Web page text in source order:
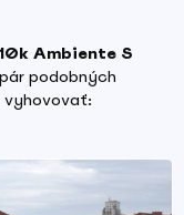
Ambiente S
podobných
vyhovovať: